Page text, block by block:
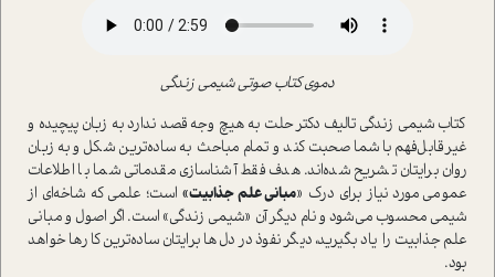
دموی کتاب صوتی شیمی زندگی
کتاب شیمی زندگی تالیف دکتر حلت به هیچ وجه قصد ندارد به زبان پیچیده و
غیر‌قابل‌فهم با شما صحبت کند و تمام مباحث به ساده‌ترین شکل و به زبان
روان برایتان تشریح شده‌اند. هدف فقط آشناسازی مقدماتی شما با اطلاعات
عمومی مورد نیاز برای درک «مبانی علم جذابیت» است؛ علمی که شاخه‌ای از
شیمی محسوب می‌شود و نام دیگر آن «شیمی زندگی» است. اگر اصول و مبانی
علم جذابیت را یاد بگیرید، دیگر نفوذ در دل‌ها برایتان ساده‌ترین کارها خواهد
بود.